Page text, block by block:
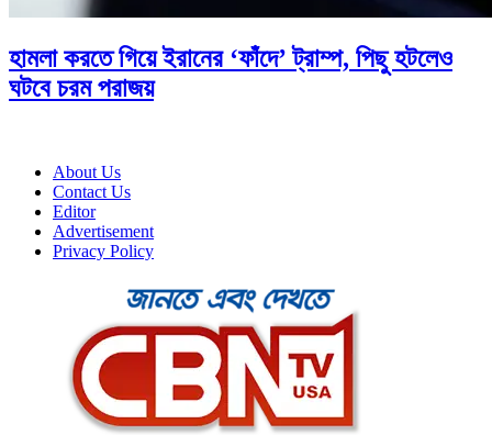
হামলা করতে গিয়ে ইরানের ‘ফাঁদে’ ট্রাম্প, পিছু হটলেও
ঘটবে চরম পরাজয়
About Us
Contact Us
Editor
Advertisement
Privacy Policy